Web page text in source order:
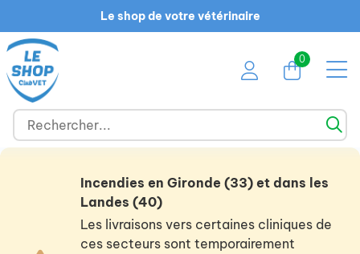
Le shop de votre vétérinaire
0
Incendies en Gironde (33) et dans les
Landes (40)
Les livraisons vers certaines cliniques de
ces secteurs sont temporairement